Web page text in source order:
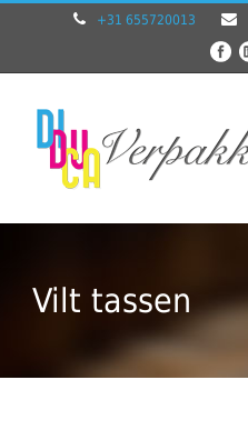
+31 655720013
Vilt tassen